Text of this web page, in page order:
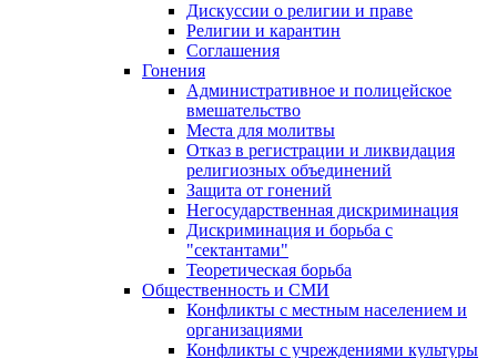
Дискуссии о религии и праве
Религии и карантин
Соглашения
Гонения
Административное и полицейское
вмешательство
Места для молитвы
Отказ в регистрации и ликвидация
религиозных объединений
Защита от гонений
Негосударственная дискриминация
Дискриминация и борьба с
"сектантами"
Теоретическая борьба
Общественность и СМИ
Конфликты с местным населением и
организациями
Конфликты с учреждениями культуры